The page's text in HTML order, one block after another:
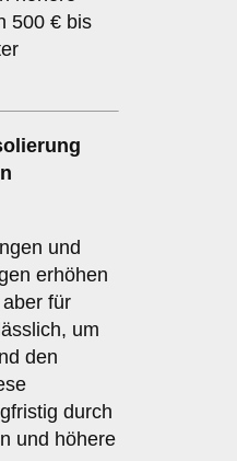
500 € bis
und
erhöhen
für
um
den
durch
und höhere